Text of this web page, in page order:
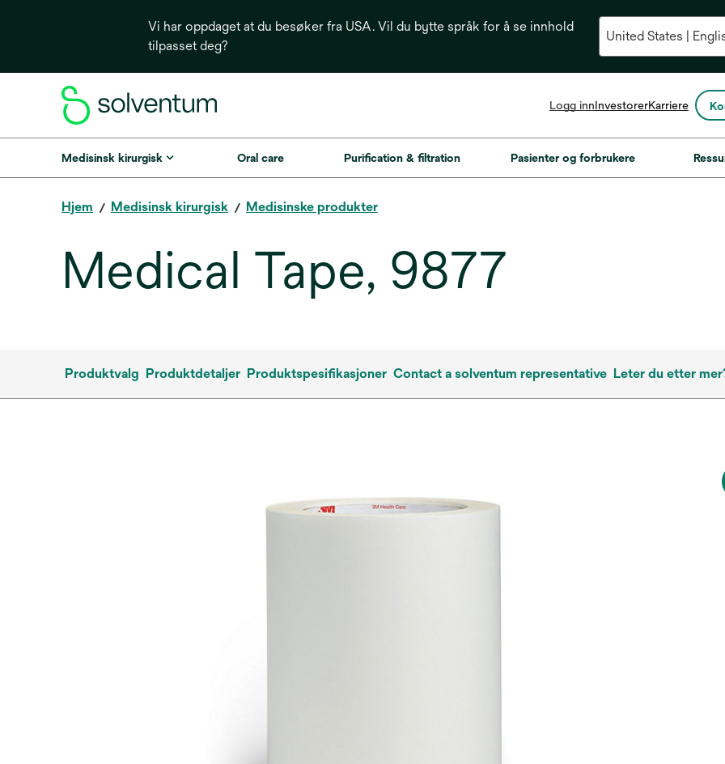
Vi har oppdaget at du besøker fra USA. Vil du bytte språk for å se innhold
tilpasset deg?
Logg innInvestoreropens
a
Karriere
Medisinsk kirurgisk Oral care Purification & filtration Pasienter og forbrukere
Hjem Medisinsk kirurgisk Medisinske produkter
Medical Tape, 9877
Produktvalg Produktdetaljer Produktspesifikasjoner Contact a solventum representative Leter du etter